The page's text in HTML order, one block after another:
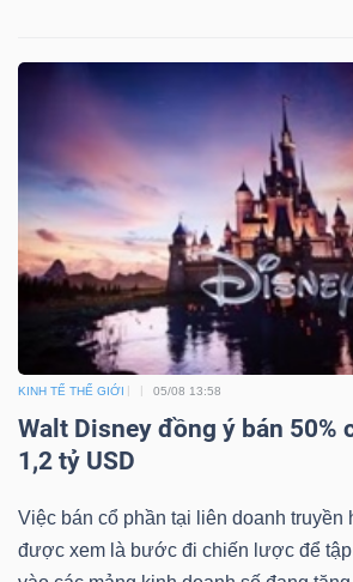
KINH TẾ THẾ GIỚI 05/08 13:58
Walt Disney đồng ý bán 50%
1,2 tỷ USD
Việc bán cổ phần tại liên doanh truyền
được xem là bước đi chiến lược để